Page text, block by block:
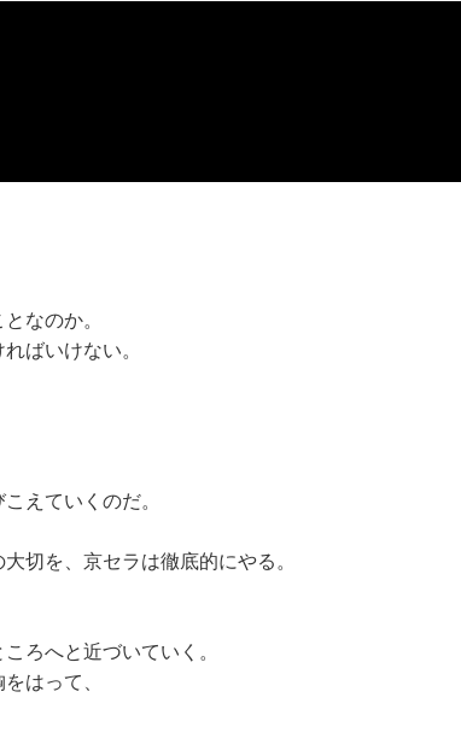
なのか。
ばいけない。
えていくのだ。
切を、京セラは徹底的にやる。
ろへと近づいていく。
はって、